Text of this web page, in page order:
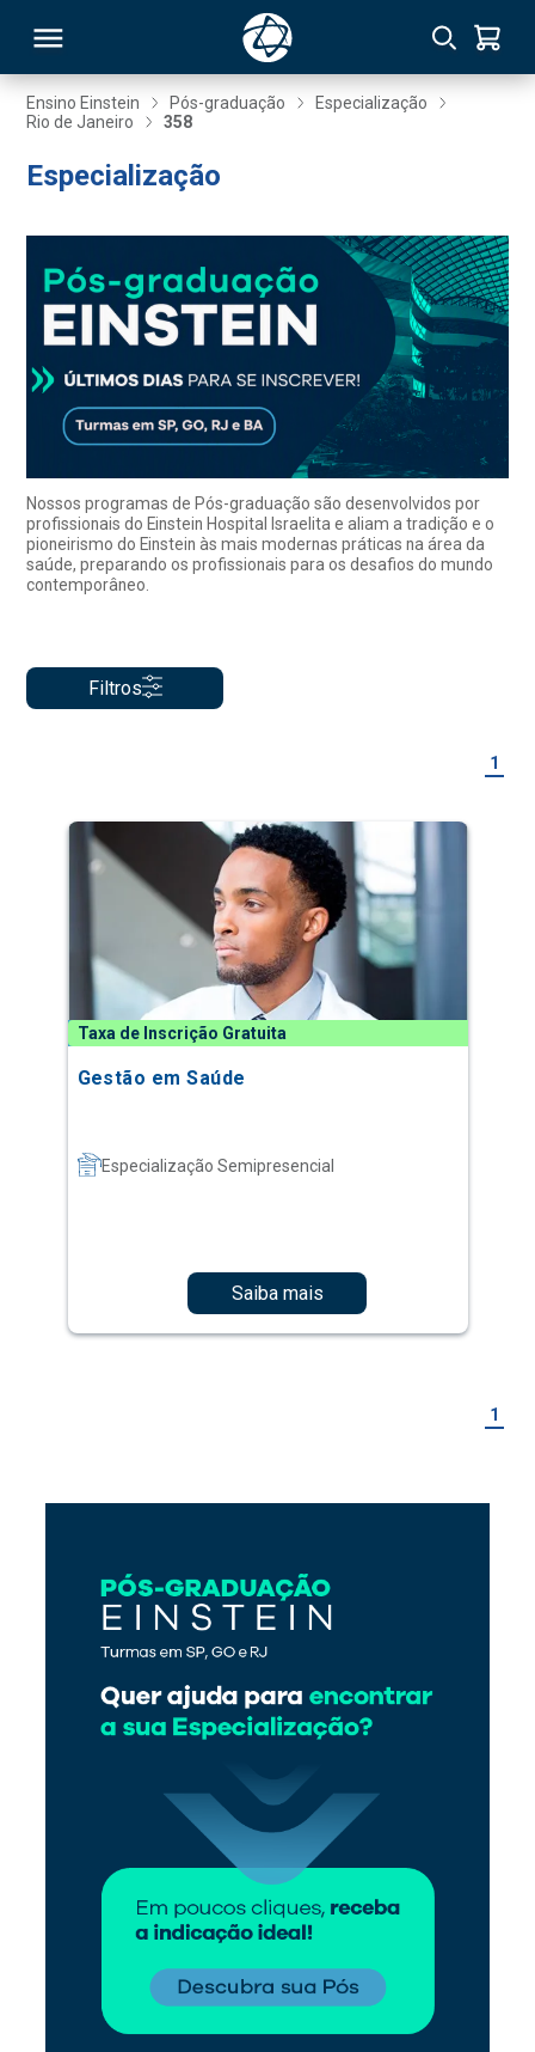
Ensino Einstein Pós-graduação
Especialização
Rio de Janeiro
358
Especialização
Nossos programas de Pós-graduação são desenvolvidos por
profissionais do Einstein Hospital Israelita e aliam a tradição e o
pioneirismo do Einstein às mais modernas práticas na área da
saúde, preparando os profissionais para os desafios do mundo
contemporâneo.
Filtros
1
Taxa de Inscrição Gratuita
Gestão em Saúde
Especialização Semipresencial
Saiba mais
1